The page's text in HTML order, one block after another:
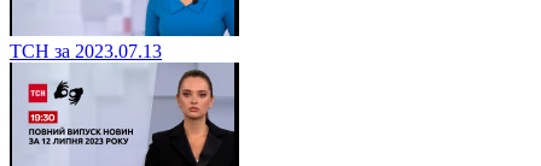
ТСН за 2023.07.13